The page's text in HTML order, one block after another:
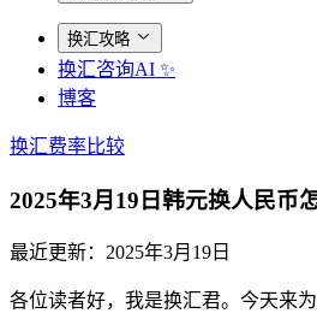
换汇攻略
换汇咨询AI ✨
博客
换汇费率比较
2025年3月19日韩元换人民币
最近更新： 2025年3月19日
各位读者好，我是换汇君。今天来